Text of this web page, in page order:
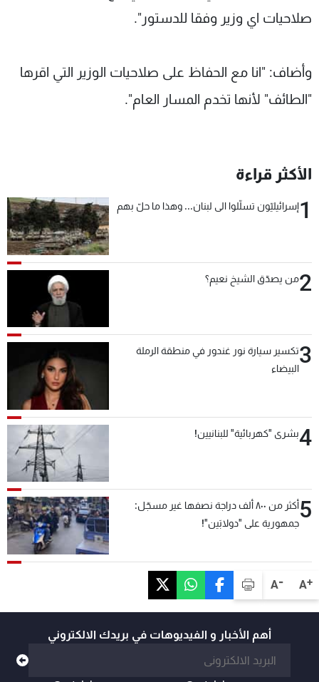
A+
A-
صلاحيات اي وزير وفقا للدستور".
وأضاف: "انا مع الحفاظ على صلاحيات الوزير التي اقرها
"الطائف" لأنها تخدم المسار العام".
الأكثر قراءة
1إسرائيليّون تسلّلوا الى لبنان... وهذا ما حلّ بهم
2من يصدّق الشيخ نعيم؟
3تكسير سيارة نور غندور في منطقة الرملة
البيضاء
4بشرى "كهربائية" للبنانيين!
5
أكثر من ٨٠٠ ألف دراجة نصفها غير مسجّل:
جمهورية على "دولابَين"!
أهم الأخبار و الفيديوهات في بريدك الالكتروني